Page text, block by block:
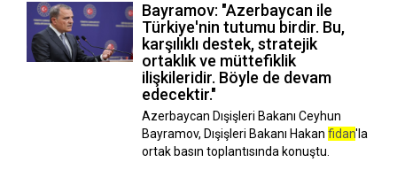
Bayramov: "Azerbaycan ile
Türkiye'nin tutumu birdir. Bu,
karşılıklı destek, stratejik
ortaklık ve müttefiklik
ilişkileridir. Böyle de devam
edecektir."
Azerbaycan Dışişleri Bakanı Ceyhun
Bayramov, Dışişleri Bakanı Hakan fidan'la
ortak basın toplantısında konuştu.